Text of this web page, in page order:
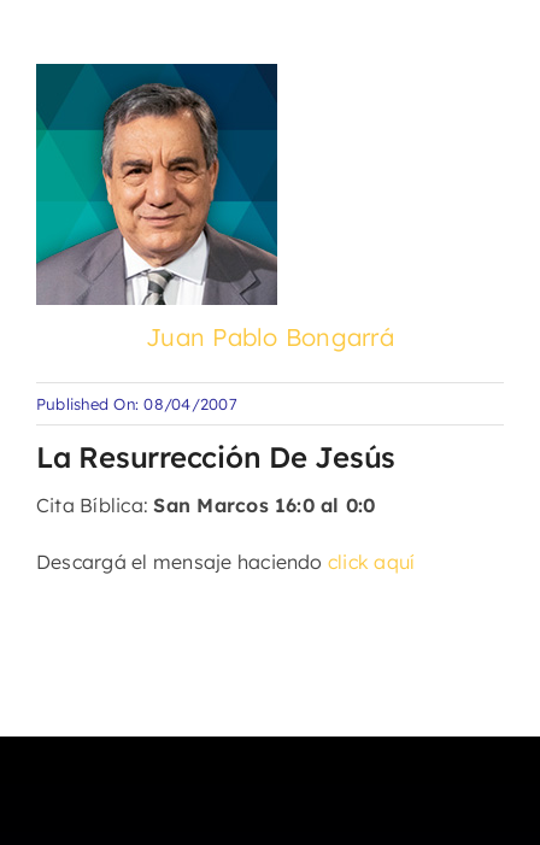
Juan Pablo Bongarrá
Published On: 08/04/2007
La Resurrección De Jesús
Cita Bíblica:San Marcos 16:0 al 0:0
Descargá el mensaje haciendo click aquí